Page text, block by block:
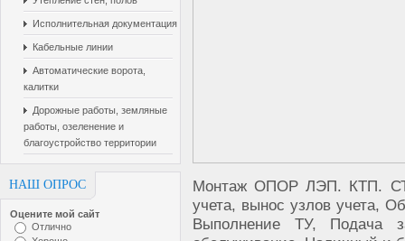
Исполнительная документация
Кабельные линии
Автоматические ворота,
калитки
Дорожные работы, земляные
работы, озеленение и
благоустройство территории
НАШ ОПРОС
Оцените мой сайт
Отлично
Монтаж ОПОР ЛЭП. КТП.
учета, вынос узлов учета,
Выполнение ТУ, Подача